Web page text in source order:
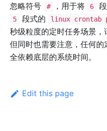
忽略符号
# ，用于将 6
5 段式的 linux crontab
秒级粒度的定时任务场景，
但同时也需要注意，任何
全依赖底层的系统时间。
Edit this page